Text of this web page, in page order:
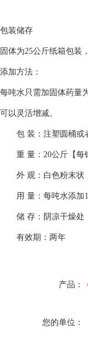
包装储存
固体为25公斤纸箱包装
添加方法：
每吨水只需加固体药量
可以灵活增减。
包 装：注塑圆桶或
重 量：20公斤【每铝
外 观：白色粉末状
用 量：每吨水添加10
储 存：阴凉干燥处
有效期：两年
产品：
您的单位：